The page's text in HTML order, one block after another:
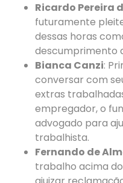
Ricardo Pereira
futuramente
dessas horas
descumprimento
Bianca Canzi:
conversar com
extras
empregador, o
advogado para
trabalhista.
Fernando de
trabalho acima